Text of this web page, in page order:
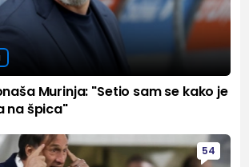
Murinja: "Setio sam se kako je
na špica"
54